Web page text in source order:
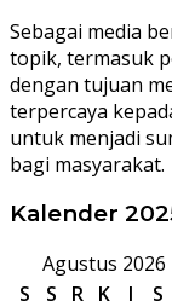
Sebagai media
topik, termasuk
dengan tujuan
terpercaya
untuk menjadi
bagi masyarakat.
Kalender
Agustus 2026
S
S R K J S